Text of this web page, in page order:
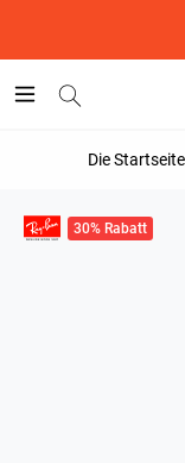
Die Startseite
30% Rabatt